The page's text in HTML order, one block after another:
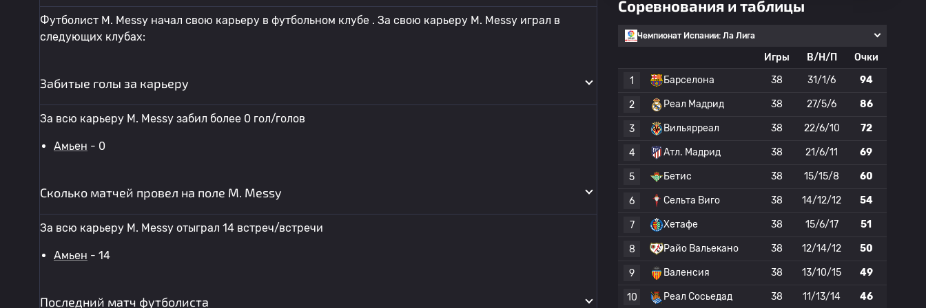
Футболист M. Messy начал свою карьеру в футбольном клубе . За свою карьеру M. Messy играл в
следующих клубах:
Забитые голы за карьеру
За всю карьеру M. Messy забил более 0 гол/голов
Амьен - 0
Сколько матчей провел на поле M. Messy
За всю карьеру M. Messy отыграл 14 встреч/встречи
Амьен - 14
Последний матч футболиста
Соревнования и таблицы
Чемпионат Испании: Ла Лига
Игры В/Н/П
Очки
1
Барселона 38 31/1/6 94
2 Реал Мадрид 38 27/5/6 86
3 Вильярреал 38 22/6/10 72
4 Атл. Мадрид 38 21/6/11 69
5 Бетис 38 15/15/8 60
6 Сельта Виго 38 14/12/12 54
7 Хетафе 38 15/6/17 51
8 Райо Вальекано 38 12/14/12 50
9 Валенсия 38 13/10/15 49
10 Реал Сосьедад 38 11/13/14 46